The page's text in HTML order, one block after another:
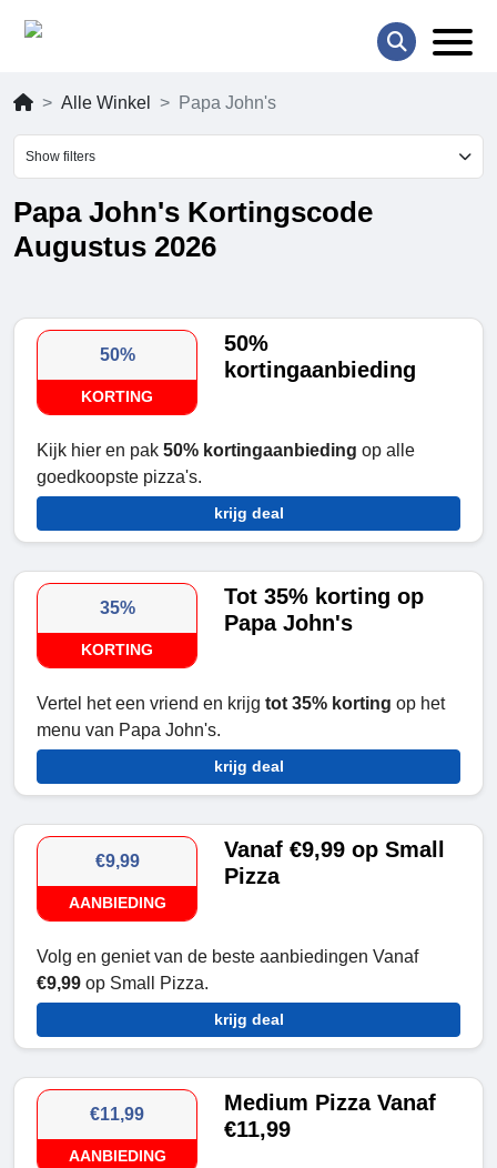
Alle Winkel Papa John's
Show filters
Papa John's Kortingscode
Augustus 2026
50%
KORTING
50%
kortingaanbieding
Kijk hier en pak 50% kortingaanbieding op alle
goedkoopste pizza's.
krijg deal
35%
KORTING
Tot 35% korting op
Papa John's
Vertel het een vriend en krijg tot 35% korting op het
menu van Papa John's.
krijg deal
€9,99
AANBIEDING
Vanaf €9,99 op Small
Pizza
Volg en geniet van de beste aanbiedingen Vanaf
€9,99 op Small Pizza.
krijg deal
€11,99
AANBIEDING
Medium Pizza Vanaf
€11,99